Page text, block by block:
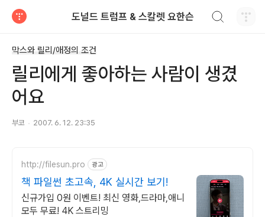
도널드 트럼프 & 스칼렛 요한슨
막스와 릴리/애정의 조건
릴리에게 좋아하는 사람이 생겼
어요
부코 2007. 6. 12. 23:35
http://filesun.pro 광고
책 파일썬 초고속, 4K 실시간 보기!
신규가입 0원 이벤트! 최신 영화,드라마,애니
모두 무료! 4K 스트리밍